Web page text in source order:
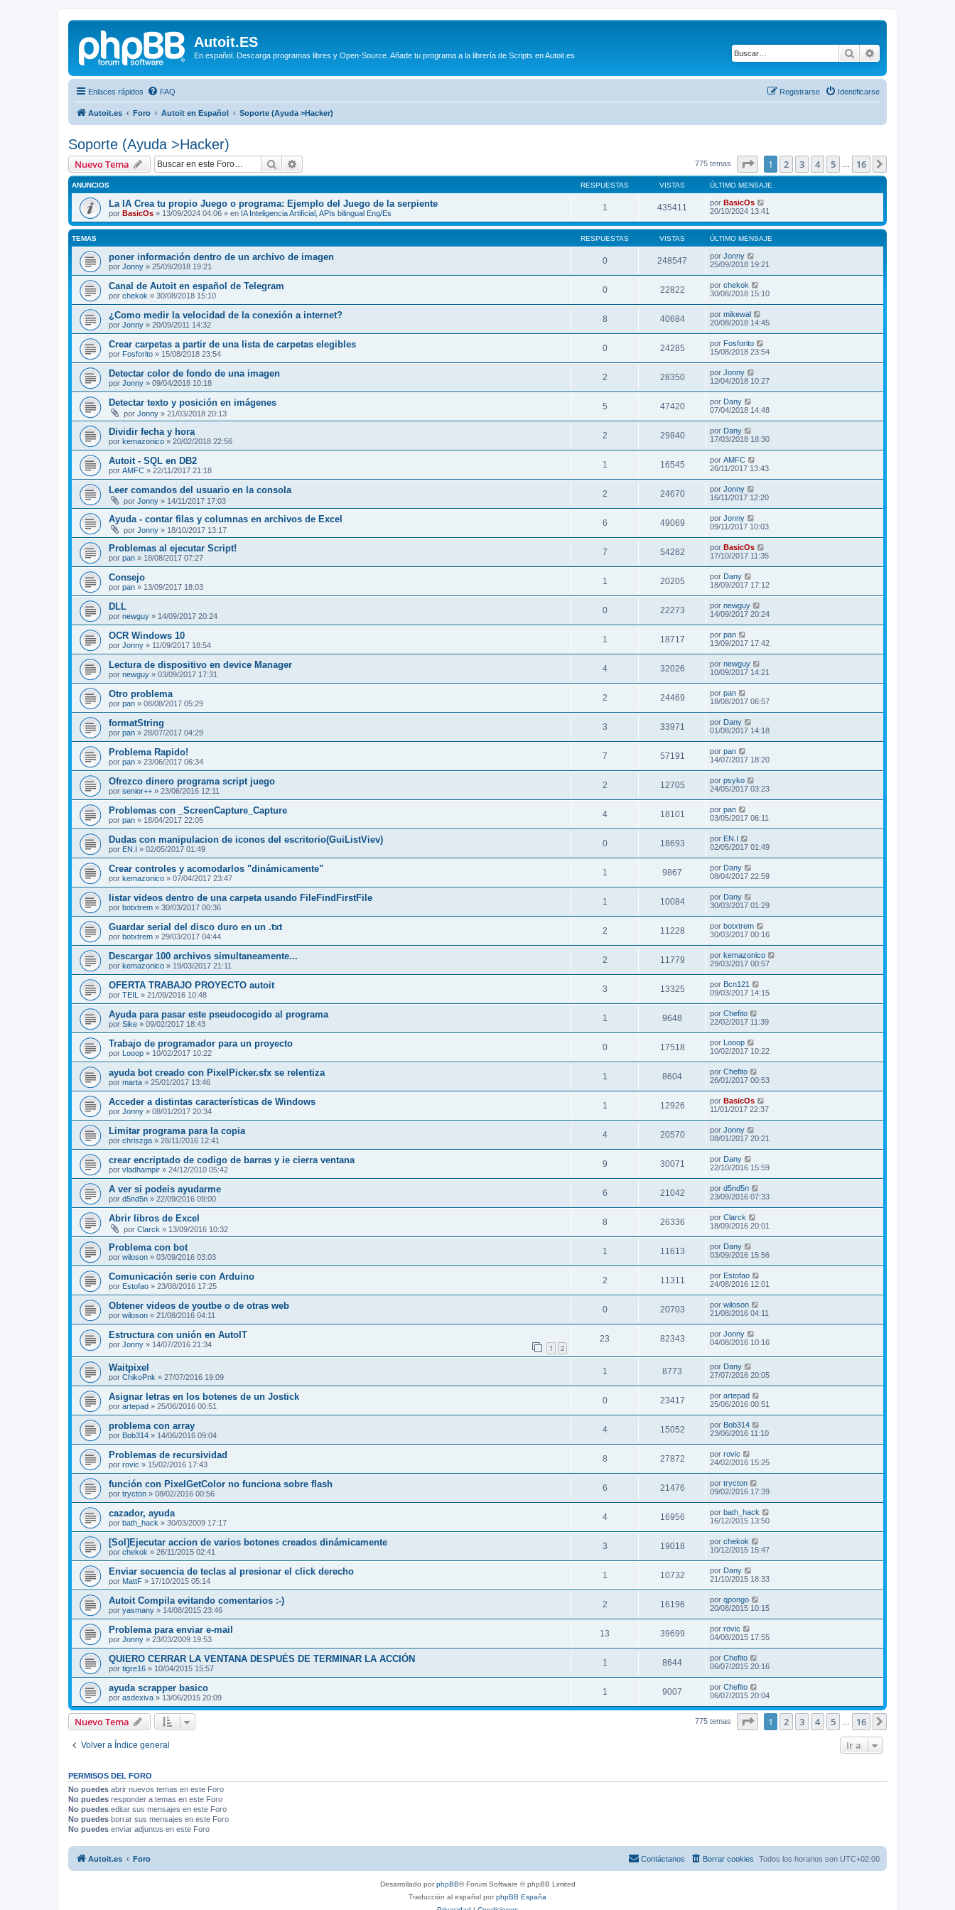
Autoit.ES
En español. Descarga programas libres y Open-Source. Añade tu programa a la librería de Scripts en Autoit.es Buscar
Enlaces rápidos FAQ Identificarse
Registrarse
Autoit.es Foro Autoit en Español Soporte (Ayuda >Hacker)
Soporte (Ayuda >Hacker)
Nuevo Tema Buscar 775 temas Página1 de 16
1 2 3 4 5 16
ANUNCIOS RESPUESTAS VISTAS ÚLTIMO MENSAJE
La IA Crea tu propio Juego o programa: Ejemplo del Juego de la serpiente
por BasicOs » 13/09/2024 04:06 » en IA Inteligencia Artificial, APIs bilingual Eng/Es
1 435411 por BasicOs
20/10/2024 13:41
TEMAS RESPUESTAS VISTAS ÚLTIMO MENSAJE
poner información dentro de un archivo de imagen
por Jonny » 25/09/2018 19:21
0 248547 por Jonny
25/09/2018 19:21
Canal de Autoit en español de Telegram
por chekok » 30/08/2018 15:10
0 22822 por chekok
30/08/2018 15:10
¿Como medir la velocidad de la conexión a internet?
por Jonny » 20/09/2011 14:32
8 40684 por mikewal
20/08/2018 14:45
Crear carpetas a partir de una lista de carpetas elegibles
por Fosforito » 15/08/2018 23:54
0 24285 por Fosforito
15/08/2018 23:54
Detectar color de fondo de una imagen
por Jonny » 09/04/2018 10:18
2 28350 por Jonny
12/04/2018 10:27
Detectar texto y posición en imágenes
por Jonny » 21/03/2018 20:13
5 47420 por Dany
07/04/2018 14:48
Dividir fecha y hora
por kemazonico » 20/02/2018 22:56
2 29840 por Dany
17/03/2018 18:30
Autoit - SQL en DB2
por AMFC » 22/11/2017 21:18
1 16545 por AMFC
26/11/2017 13:43
Leer comandos del usuario en la consola
por Jonny » 14/11/2017 17:03
2 24670 por Jonny
16/11/2017 12:20
Ayuda - contar filas y columnas en archivos de Excel
por Jonny » 18/10/2017 13:17
6 49069 por Jonny
09/11/2017 10:03
Problemas al ejecutar Script!
por pan » 18/08/2017 07:27
7 54282 por BasicOs
17/10/2017 11:35
Consejo
por pan » 13/09/2017 18:03
1 20205 por Dany
18/09/2017 17:12
DLL
por newguy » 14/09/2017 20:24
0 22273 por newguy
14/09/2017 20:24
OCR Windows 10
por Jonny » 11/09/2017 18:54
1 18717 por pan
13/09/2017 17:42
Lectura de dispositivo en device Manager
por newguy » 03/09/2017 17:31
4 32026 por newguy
10/09/2017 14:21
Otro problema
por pan » 08/08/2017 05:29
2 24469 por pan
18/08/2017 06:57
formatString
por pan » 28/07/2017 04:29
3 33971 por Dany
01/08/2017 14:18
Problema Rapido!
por pan » 23/06/2017 06:34
7 57191 por pan
14/07/2017 18:20
Ofrezco dinero programa script juego
por senior++ » 23/06/2016 12:11
2 12705 por psyko
24/05/2017 03:23
Problemas con _ScreenCapture_Capture
por pan » 18/04/2017 22:05
4 18101 por pan
03/05/2017 06:11
Dudas con manipulacion de iconos del escritorio(GuiListViev)
por EN.I » 02/05/2017 01:49
0 18693 por EN.I
02/05/2017 01:49
Crear controles y acomodarlos "dinámicamente"
por kemazonico » 07/04/2017 23:47
1 9867 por Dany
08/04/2017 22:59
listar videos dentro de una carpeta usando FileFindFirstFile
por botxtrem » 30/03/2017 00:36
1 10084 por Dany
30/03/2017 01:29
Guardar serial del disco duro en un .txt
por botxtrem » 29/03/2017 04:44
2 11228 por botxtrem
30/03/2017 00:16
Descargar 100 archivos simultaneamente...
por kemazonico » 19/03/2017 21:11
2 11779 por kemazonico
29/03/2017 00:57
OFERTA TRABAJO PROYECTO autoit
por TEIL » 21/09/2016 10:48
3 13325 por Bcn121
09/03/2017 14:15
Ayuda para pasar este pseudocogido al programa
por Sike » 09/02/2017 18:43
1 9648 por Chefito
22/02/2017 11:39
Trabajo de programador para un proyecto
por Looop » 10/02/2017 10:22
0 17518 por Looop
10/02/2017 10:22
ayuda bot creado con PixelPicker.sfx se relentiza
por marta » 25/01/2017 13:46
1 8604 por Chefito
26/01/2017 00:53
Acceder a distintas características de Windows
por Jonny » 08/01/2017 20:34
1 12926 por BasicOs
11/01/2017 22:37
Limitar programa para la copia
por chriszga » 28/11/2016 12:41
4 20570 por Jonny
08/01/2017 20:21
crear encriptado de codigo de barras y ie cierra ventana
por vladhampir » 24/12/2010 05:42
9 30071 por Dany
22/10/2016 15:59
A ver si podeis ayudarme
por d5nd5n » 22/09/2016 09:00
6 21042 por d5nd5n
23/09/2016 07:33
Abrir libros de Excel
por Clarck » 13/09/2016 10:32
8 26336 por Clarck
18/09/2016 20:01
Problema con bot
por wiloson » 03/09/2016 03:03
1 11613 por Dany
03/09/2016 15:56
Comunicación serie con Arduino
por Estofao » 23/08/2016 17:25
2 11311 por Estofao
24/08/2016 12:01
Obtener videos de youtbe o de otras web
por wiloson » 21/08/2016 04:11
0 20703 por wiloson
21/08/2016 04:11
Estructura con unión en AutoIT
por Jonny » 14/07/2016 21:34 1 2
23 82343 por Jonny
04/08/2016 10:16
Waitpixel
por ChikoPnk » 27/07/2016 19:09
1 8773 por Dany
27/07/2016 20:05
Asignar letras en los botenes de un Jostick
por artepad » 25/06/2016 00:51
0 23417 por artepad
25/06/2016 00:51
problema con array
por Bob314 » 14/06/2016 09:04
4 15052 por Bob314
23/06/2016 11:10
Problemas de recursividad
por rovic » 15/02/2016 17:43
8 27872 por rovic
24/02/2016 15:25
función con PixelGetColor no funciona sobre flash
por trycton » 08/02/2016 00:56
6 21476 por trycton
09/02/2016 17:39
cazador, ayuda
por bath_hack » 30/03/2009 17:17
4 16956 por bath_hack
16/12/2015 13:50
[Sol]Ejecutar accion de varios botones creados dinámicamente
por chekok » 26/11/2015 02:41
3 19018 por chekok
10/12/2015 15:47
Enviar secuencia de teclas al presionar el click derecho
por MattF » 17/10/2015 05:14
1 10732 por Dany
21/10/2015 18:33
Autoit Compila evitando comentarios :-)
por yasmany » 14/08/2015 23:46
2 16196 por qpongo
20/08/2015 10:15
Problema para enviar e-mail
por Jonny » 23/03/2009 19:53
13 39699 por rovic
04/08/2015 17:55
QUIERO CERRAR LA VENTANA DESPUÉS DE TERMINAR LA ACCIÓN
por tigre16 » 10/04/2015 15:57
1 8644 por Chefito
06/07/2015 20:16
ayuda scrapper basico
por asdexiva » 13/06/2015 20:09
1 9007 por Chefito
06/07/2015 20:04
Nuevo Tema 775 temas Página1 de 16
1 2 3 4 5 16
Volver a Índice general Ir a
PERMISOS DEL FORO
No puedes abrir nuevos temas en este Foro
No puedes responder a temas en este Foro
No puedes editar sus mensajes en este Foro
No puedes borrar sus mensajes en este Foro
No puedes enviar adjuntos en este Foro
Autoit.es Foro Todos los horarios son UTC+02:00
Borrar cookies
Contáctanos
Desarrollado porphpBB® Forum Software © phpBB Limited
Traducción al español porphpBB España